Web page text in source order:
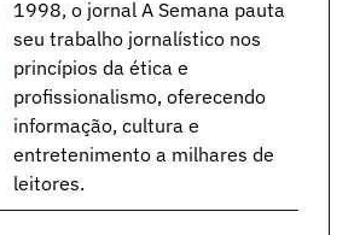
1998, o jornal A Semana pauta
seu trabalho jornalístico nos
princípios da ética e
profissionalismo, oferecendo
informação, cultura e
entretenimento a milhares de
leitores.